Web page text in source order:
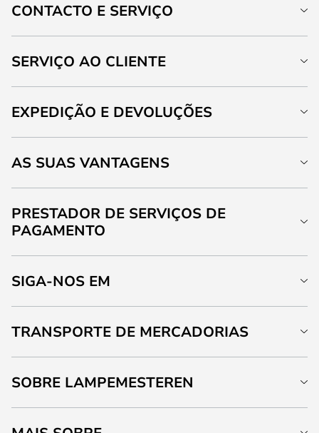
CONTACTO E SERVIÇO
SERVIÇO AO CLIENTE
EXPEDIÇÃO E DEVOLUÇÕES
AS SUAS VANTAGENS
PRESTADOR DE SERVIÇOS DE
PAGAMENTO
SIGA-NOS EM
TRANSPORTE DE MERCADORIAS
SOBRE LAMPEMESTEREN